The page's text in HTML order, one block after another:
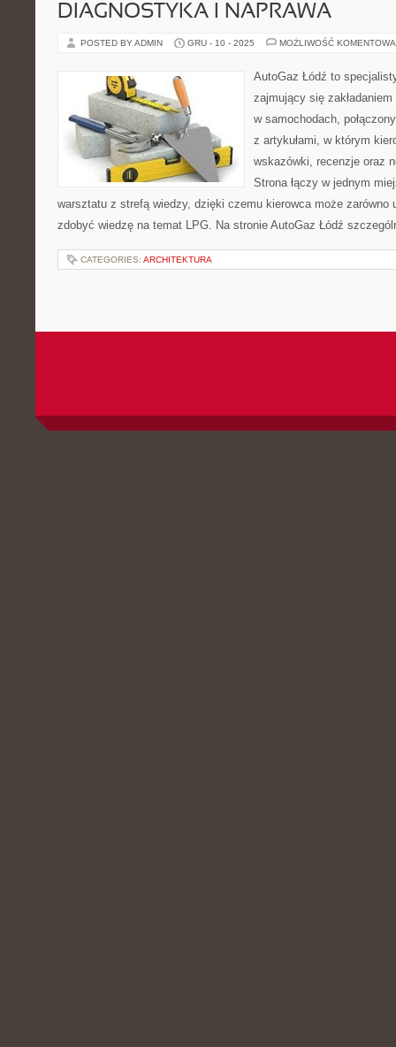
DIAGNOSTYKA I NAPRAWA
POSTED BY ADMIN GRU - 10 - 2025 MOŻLIWOŚĆ
AutoGaz Łódź to
zajmujący się
w samochodach,
z artykułami, w którym
wskazówki, recenzje oraz
Strona łączy w jednym
warsztatu z strefą wiedzy, dzięki czemu kierowca może zarówno
zdobyć wiedzę na temat LPG. Na stronie AutoGaz Łódź
CATEGORIES: ARCHITEKTURA